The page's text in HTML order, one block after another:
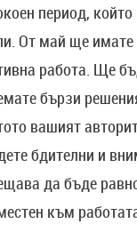
период,
От май ще
работа. Ще
бързи
вашият
бдителни и
да бъде
към